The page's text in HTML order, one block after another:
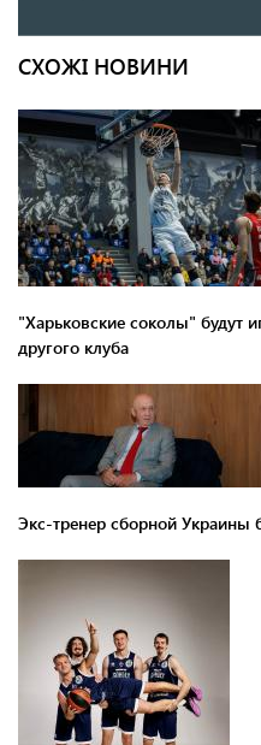
СХОЖІ НОВИНИ
"Харьковские соколы" будут
другого клуба
Экс-тренер сборной Украины